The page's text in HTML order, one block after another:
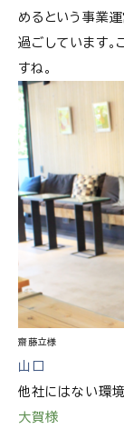
めるという事業
過ごしています。
すね。
齋藤立様
山口
他社にはない環境
大賀様